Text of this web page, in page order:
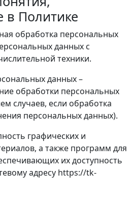
в Политике
обработка персональных
данных с
техники.
данных –
обработки персональных
случаев, если обработка
персональных данных).
графических и
а также программ для
их доступность
адресу https://tk-